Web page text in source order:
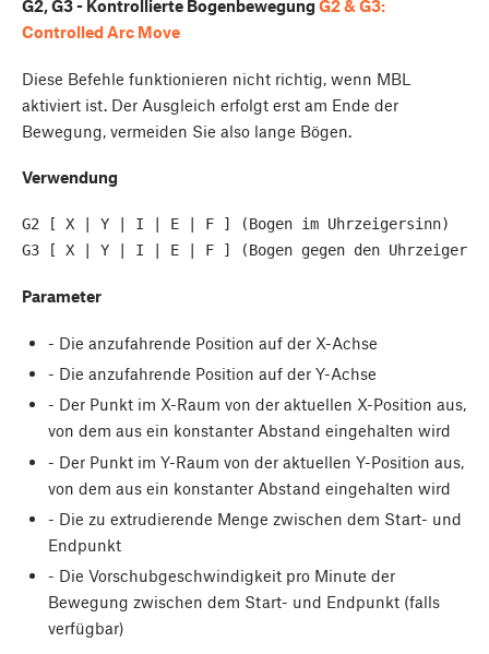
G2, G3 - Kontrollierte Bogenbewegung G2 & G3:
Controlled Arc Move
Diese Befehle funktionieren nicht richtig, wenn MBL
aktiviert ist. Der Ausgleich erfolgt erst am Ende der
Bewegung, vermeiden Sie also lange Bögen.
Verwendung
G2 [ X | Y | I | E | F ] (Bogen im Uhrzeigersinn)
Parameter
- Die anzufahrende Position auf der X-Achse
- Die anzufahrende Position auf der Y-Achse
- Der Punkt im X-Raum von der aktuellen X-Position aus,
von dem aus ein konstanter Abstand eingehalten wird
- Der Punkt im Y-Raum von der aktuellen Y-Position aus,
von dem aus ein konstanter Abstand eingehalten wird
- Die zu extrudierende Menge zwischen dem Start- und
Endpunkt
- Die Vorschubgeschwindigkeit pro Minute der
Bewegung zwischen dem Start- und Endpunkt (falls
verfügbar)